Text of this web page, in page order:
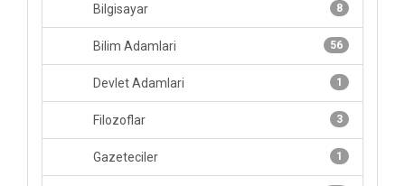
8
Bilgisayar
56
Bilim Adamlari
1
Devlet Adamlari
3
Filozoflar
1
Gazeteciler